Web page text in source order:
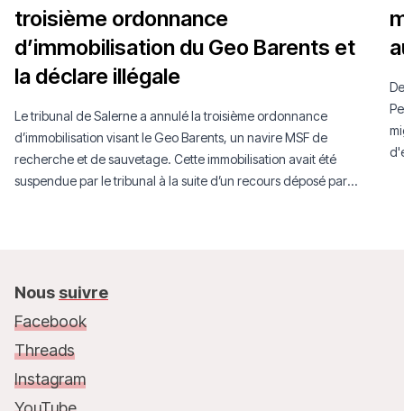
troisième ordonnance
d’immobilisation du Geo Barents et
la déclare illégale
Le tribunal de Salerne a annulé la troisième ordonnance
d’immobilisation visant le Geo Barents, un navire MSF de
recherche et de sauvetage. Cette immobilisation avait été
suspendue par le tribunal à la suite d’un recours déposé par
Nous suivre
Facebook
Threads
Instagram